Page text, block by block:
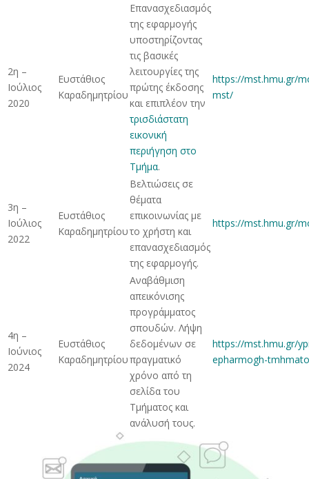
2η –
Ιούλιος
2020
Ευστάθιος
Καραδημητρίου
Επανασχεδιασμός
της εφαρμογής
υποστηρίζοντας
τις βασικές
λειτουργίες της
πρώτης έκδοσης
και επιπλέον την
τρισδιάστατη
εικονική
περιήγηση στο
Τμήμα.
https://mst.hmu.gr/
mst/
3η –
Ιούλιος
2022
Ευστάθιος
Καραδημητρίου
Βελτιώσεις σε
θέματα
επικοινωνίας με
το χρήστη και
επανασχεδιασμός
της εφαρμογής.
https://mst.hmu.gr/
4η –
Ιούνιος
2024
Ευστάθιος
Καραδημητρίου
Αναβάθμιση
απεικόνισης
προγράμματος
σπουδών. Λήψη
δεδομένων σε
πραγματικό
χρόνο από τη
σελίδα του
Τμήματος και
ανάλυσή τους.
https://mst.hmu.gr/
epharmogh-